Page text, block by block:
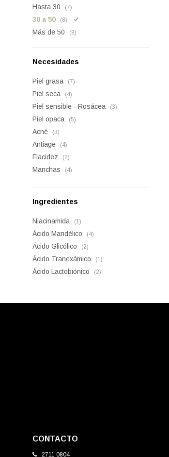
Hasta 30 (7)
30 a 50 (8)
Más de 50 (8)
Necesidades
Piel grasa (7)
Piel seca (4)
Piel sensible - Rosácea (3)
Piel opaca (5)
Acné (3)
Antiage (4)
Flacidez (2)
Manchas (4)
Ingredientes
Niacinamida (1)
Ácido Mandélico (4)
Ácido Glicólico (2)
Ácido Tranexámico (1)
Ácido Lactobiónico (2)
CONTACTO
2711 0804